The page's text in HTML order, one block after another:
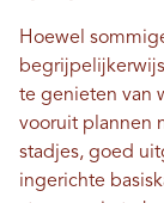
Hoewel
te genieten van
vooruit plannen
stadjes, goed
ingerichte